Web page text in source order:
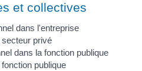
et collectives
dans l'entreprise
privé
dans la fonction publique
publique